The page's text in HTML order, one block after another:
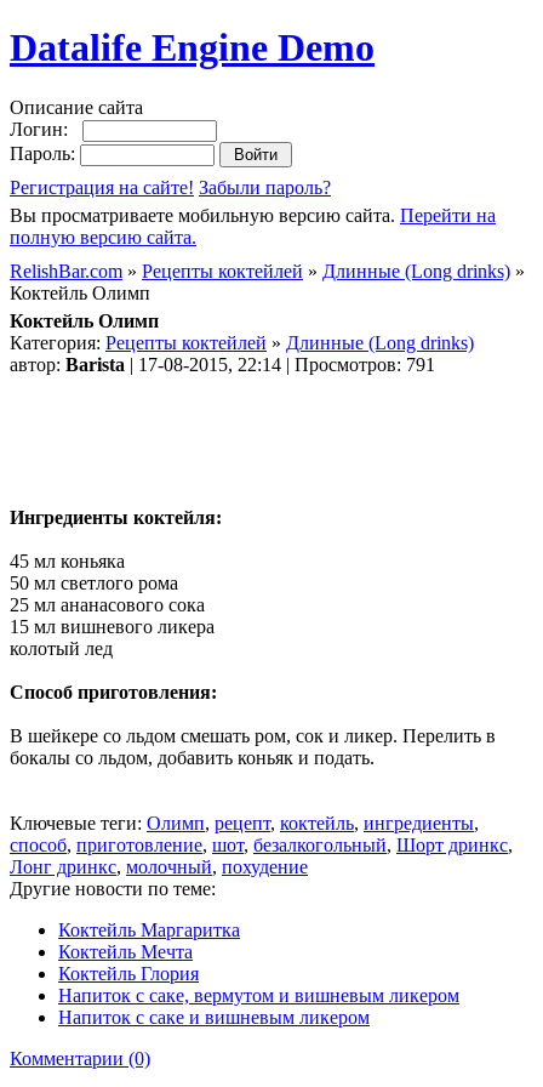
Datalife Engine Demo
Описание сайта
Логин:
Пароль:
Регистрация на сайте! Забыли пароль?
Вы просматриваете мобильную версию сайта. Перейти на
полную версию сайта.
RelishBar.com » Рецепты коктейлей » Длинные (Long drinks) »
Коктейль Олимп
Коктейль Олимп
Категория: Рецепты коктейлей » Длинные (Long drinks)
автор: Barista | 17-08-2015, 22:14 | Просмотров: 791
Ингредиенты коктейля:
45 мл коньяка
50 мл светлого рома
25 мл ананасового сока
15 мл вишневого ликера
колотый лед
Способ приготовления:
В шейкере со льдом смешать ром, сок и ликер. Перелить в
бокалы со льдом, добавить коньяк и подать.
Ключевые теги: Олимп, рецепт, коктейль, ингредиенты,
способ, приготовление, шот, безалкогольный, Шорт дринкс,
Лонг дринкс, молочный, похудение
Другие новости по теме:
Коктейль Маргаритка
Коктейль Мечта
Коктейль Глория
Напиток с саке, вермутом и вишневым ликером
Напиток с саке и вишневым ликером
Комментарии (0)